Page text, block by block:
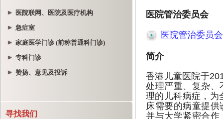
医院联网、医院及医疗机构
急症室
家庭医学门诊 (前称普通科门诊)
专科门诊
赞扬、意见及投诉
寻找我们